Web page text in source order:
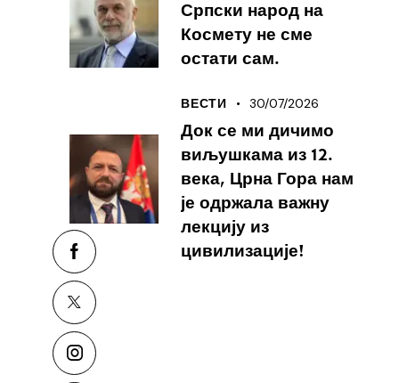
Српски народ на
Космету не сме
остати сам.
ВЕСТИ 30/07/2026
Док се ми дичимо
виљушкама из 12.
века, Црна Гора нам
је одржала важну
лекцију из
цивилизације!